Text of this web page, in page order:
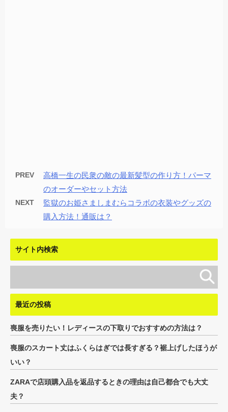
PREV
高橋一生の民衆の敵の最新髪型の作り方！パーマ
のオーダーやセット方法
NEXT
監獄のお姫さましまむらコラボの衣装やグッズの
購入方法！通販は？
サイト内検索
最近の投稿
喪服を売りたい！レディースの下取りでおすすめの方法は？
喪服のスカート丈はふくらはぎでは長すぎる？裾上げしたほうが
いい？
ZARAで店頭購入品を返品するときの理由は自己都合でも大丈
夫？